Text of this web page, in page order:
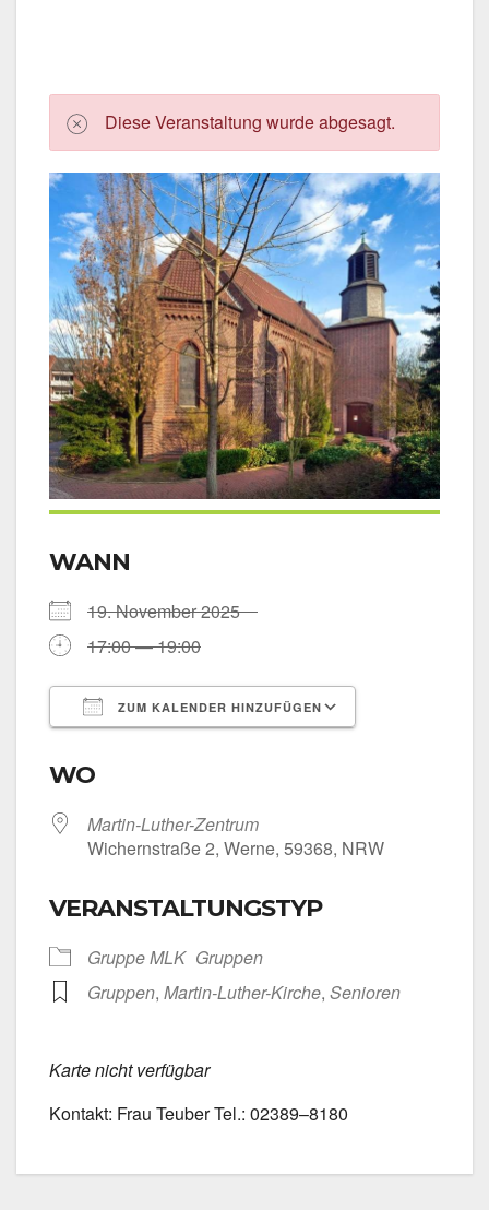
Die­se Ver­an­stal­tung wur­de abge­sagt.
WANN
19. Novem­ber 2025
17:00 — 19:00
ZUM KALENDER HINZUFÜGEN
WO
Martin-Luther-Zentrum
Wichern­stra­ße 2, Wer­ne, 59368, NRW
VERANSTALTUNGSTYP
Grup­pe MLK Grup­pen
Grup­pen, Martin-Luther-Kirche, Senio­ren
Kar­te nicht ver­füg­bar
Kon­takt: Frau Teu­ber Tel.: 02389–8180